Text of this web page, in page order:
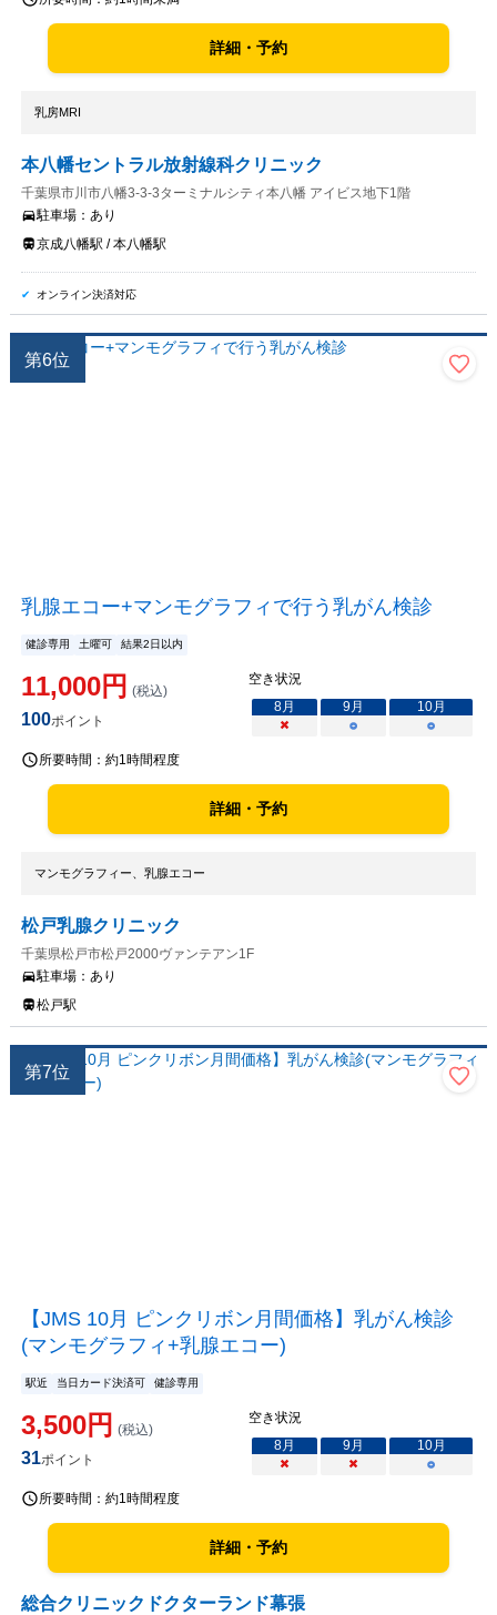
詳細・予約
乳房MRI
本八幡セントラル放射線科クリニック
千葉県市川市八幡3-3-3ターミナルシティ本八幡 アイビス地下1階
駐車場： あり
京成八幡駅 / 本八幡駅
オンライン決済対応
第6位
乳腺エコー+マンモグラフィで行う乳がん検診
健診専用 土曜可 結果2日以内
11,000円 (税込)
100ポイント
空き状況
8月 9月 10月
×
○ ○
所要時間： 約1時間程度
詳細・予約
マンモグラフィー、乳腺エコー
松戸乳腺クリニック
千葉県松戸市松戸2000ヴァンテアン1F
駐車場： あり
松戸駅
第7位
【JMS 10月 ピンクリボン月間価格】乳がん検診
(マンモグラフィ+乳腺エコー)
駅近 当日カード決済可 健診専用
3,500円 (税込)
31ポイント
空き状況
8月 9月 10月
×
× ○
所要時間： 約1時間程度
詳細・予約
総合クリニックドクターランド幕張